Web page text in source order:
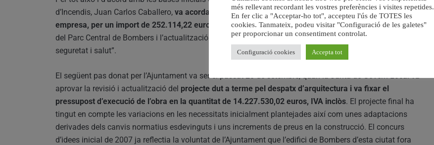
d’Incendis, Juan Carlos Caballero, va acordar el passat 23 de maig de 2024 contractar la mateixa
empresa, per un import de 252.114,22 euros,
la revisió i actualització del projecte d’edifici de Direcció
del Parc Central de Bombers i l’actualització del gasto corresponent a la direcció d’obra i coordinació de
seguretat i salut”.
El següent pas donat per l’Ajuntament va ser el passat 20 de setembre, quan la Junta de Govern Local va
aprovar la revisió i actualització del projecte dut a terme pel despatx d’arquitectura i va fixar el
pressupost d’execució de l’obra en la quantitat de 14.227.530,02 euros, IVA inclòs. El projecte final ha
tingut en compte les variacions en les necessitats inicialment plantejades així com unes adaptacions
derivades dels canvis normatius esdevinguts i uns increments de preus en la construcció. El concurs
d’idees inicial de 2007 ja reflectia la voluntat de l’Ajuntament que l’edifici de Bombers d’esta ciutat fora
més rellevant recordant les vostres preferències i visites repetides.
En fer clic a "Acceptar-ho tot", accepteu l'ús de TOTES les
cookies. Tanmateix, podeu visitar "Configuració de les galetes"
per proporcionar un consentiment controlat.
Configuració cookies Accepta tot